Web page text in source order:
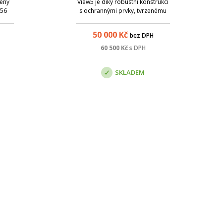
View5 je díky robustní konstrukci
s ochrannými prvky, tvrzenému
pomocníkem. Velký 5" dotykový
displej s vysokým rozlišením a
50 000Kč bez DPH
60 500Kč s DPH
SKLADEM